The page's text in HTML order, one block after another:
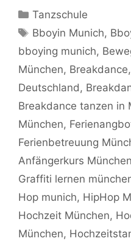
Kategorien
Tanzschule
Schlagwörter
Bboyin Munich,
bboying munich,
München, Breakdance,
Deutschland,
Breakdance tanzen in
München,
Ferienbetreuung
Anfängerkurs München
Graffiti lernen
Hop munich, HipHop
Hochzeit München,
München,